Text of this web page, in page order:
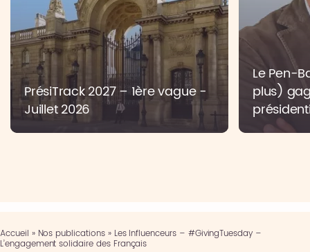
PrésiTrack 2027 – 1ère vague -
Juillet 2026
Le Pen-
plus)
Accueil » Nos publications» Les Influenceurs – #GivingTuesday –
L’engagement solidaire des Français